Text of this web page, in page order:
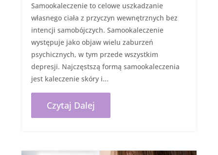
Samookaleczenie to celowe uszkadzanie
własnego ciała z przyczyn wewnętrznych bez
intencji samobójczych. Samookaleczenie
występuje jako objaw wielu zaburzeń
psychicznych, w tym przede wszystkim
depresji. Najczęstszą formą samookaleczenia
jest kaleczenie skóry i...
Czytaj Dalej